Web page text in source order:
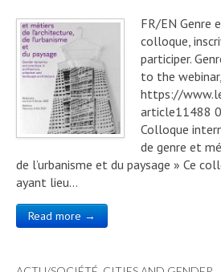
FR/EN Genre
colloque,
participer.
to the
https://
article11488
Colloque
de genre et
de l’urbanisme et du paysage » Ce
ayant lieu…
Read more →